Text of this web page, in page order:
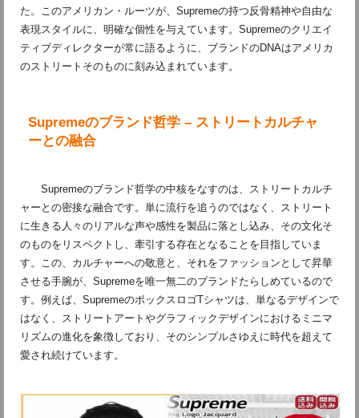
た。このアメリカン・ルーツが、Supremeの持つ反骨精神や自由な
表現スタイルに、明確な個性を与えています。Supremeのクリエイ
ティブディレクターが常に語るように、ブランドのDNAはアメリカ
のストリートそのものに刻み込まれています。
Supremeのブランド哲学 – ストリートカルチャ
ーとの融合
Supremeのブランド哲学の中核をなすのは、ストリートカルチ
ャーとの密接な融合です。単に流行を追うのではなく、ストリート
に生きる人々のリアルな声や感性を製品に落とし込み、その文化そ
のものをリスペクトし、牽引する存在となることを目指していま
す。この、カルチャーへの敬意と、それをファッションとして昇華
させる手腕が、Supremeを唯一無二のブランドたらしめているので
す。例えば、SupremeのボックスロゴTシャツは、単なるデザインで
はなく、ストリートアートやグラフィックデザインにおけるミニマ
リズムの進化を象徴しており、そのシンプルさゆえに時代を超えて
愛され続けています。